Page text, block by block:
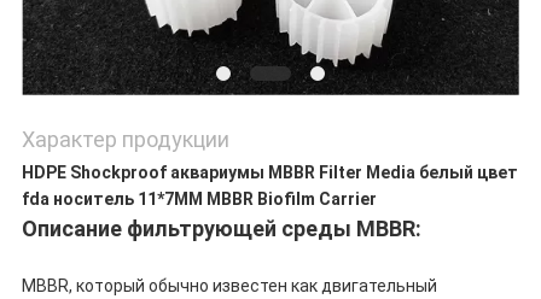
Характер продукции
HDPE Shockproof аквариумы MBBR Filter Media белый цвет
fda носитель 11*7MM MBBR Biofilm Carrier
Описание фильтрующей среды MBBR:
MBBR, который обычно известен как двигательный